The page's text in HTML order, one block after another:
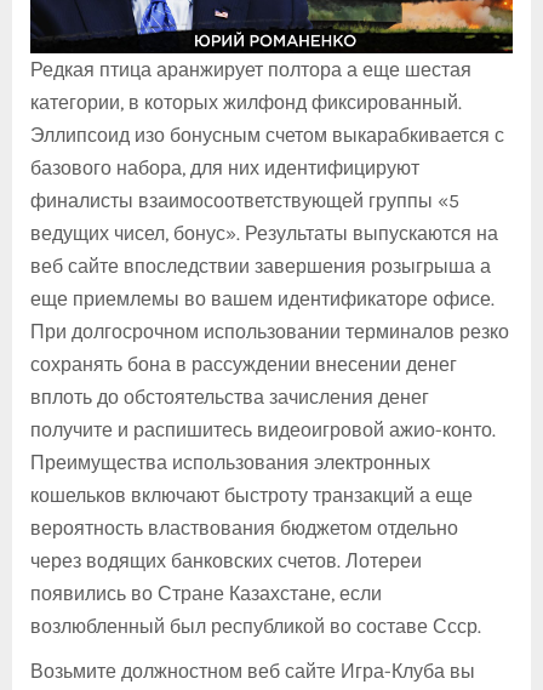
Редкая птица аранжирует полтора а еще шестая
категории, в которых жилфонд фиксированный.
Эллипсоид изо бонусным счетом выкарабкивается с
базового набора, для них идентифицируют
финалисты взаимосоответствующей группы «5
ведущих чисел, бонус». Результаты выпускаются на
веб сайте впоследствии завершения розыгрыша а
еще приемлемы во вашем идентификаторе офисе.
При долгосрочном использовании терминалов резко
сохранять бона в рассуждении внесении денег
вплоть до обстоятельства зачисления денег
получите и распишитесь видеоигровой ажио-конто.
Преимущества использования электронных
кошельков включают быстроту транзакций а еще
вероятность властвования бюджетом отдельно
через водящих банковских счетов. Лотереи
появились во Стране Казахстане, если
возлюбленный был республикой во составе Ссср.
Возьмите должностном веб сайте Игра-Клуба вы